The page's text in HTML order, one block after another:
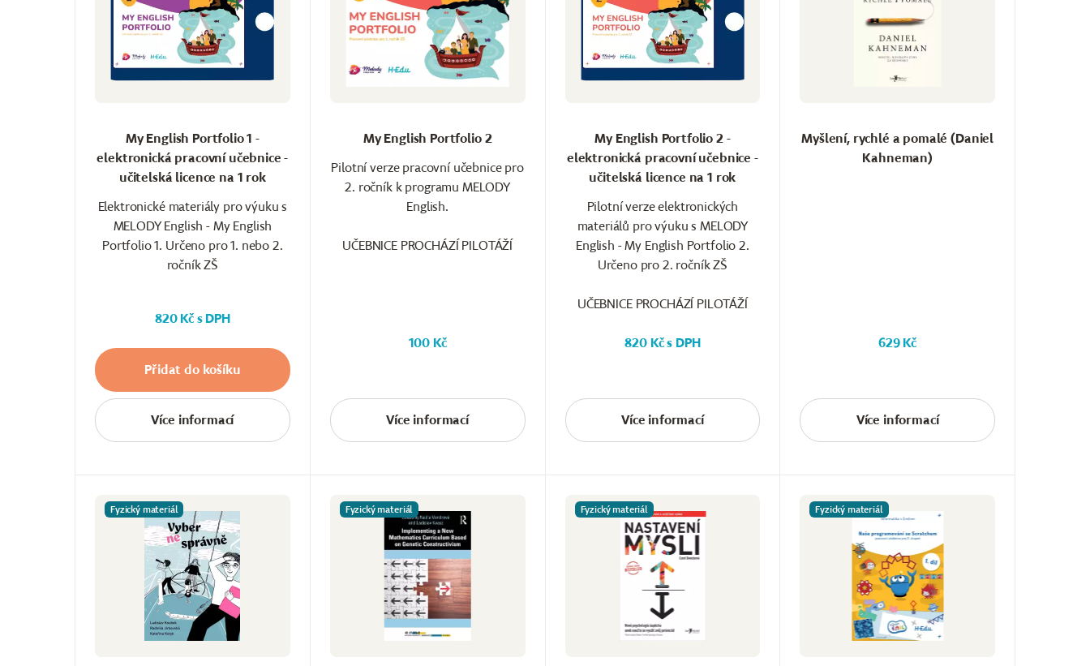
My English Portfolio 1 -
elektronická pracovní učebnice -
učitelská licence na 1 rok
Elektronické materiály pro výuku s
MELODY English - My English
Portfolio 1. Určeno pro 1. nebo 2.
ročník ZŠ
820 Kč s DPH
Přidat do košíku
Více informací
My English Portfolio 2
Pilotní verze pracovní učebnice pro
2. ročník k programu MELODY
English.
UČEBNICE PROCHÁZÍ PILOTÁŽÍ
100 Kč
Více informací
My English Portfolio 2 -
elektronická pracovní učebnice -
učitelská licence na 1 rok
Pilotní verze elektronických
materiálů pro výuku s MELODY
English - My English Portfolio 2.
Určeno pro 2. ročník ZŠ
UČEBNICE PROCHÁZÍ PILOTÁŽÍ
820 Kč s DPH
Více informací
Myšlení, rychlé a pomalé (Daniel
Kahneman)
629 Kč
Více informací
Fyzický materiál Fyzický materiál Fyzický materiál Fyzický materiál